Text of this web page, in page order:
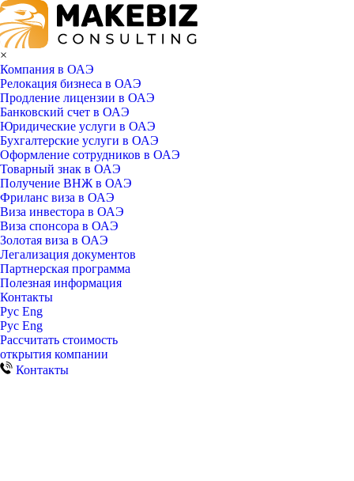
×
Компания в ОАЭ
Релокация бизнеса в ОАЭ
Продление лицензии в ОАЭ
Банковский счет в ОАЭ
Юридические услуги в ОАЭ
Бухгалтерские услуги в ОАЭ
Оформление сотрудников в ОАЭ
Товарный знак в ОАЭ
Получение ВНЖ в ОАЭ
Фриланс виза в ОАЭ
Виза инвестора в ОАЭ
Виза спонсора в ОАЭ
Золотая виза в ОАЭ
Легализация документов
Партнерская программа
Полезная информация
Контакты
Рус Eng
Рус Eng
Рассчитать стоимость
открытия компании
Контакты